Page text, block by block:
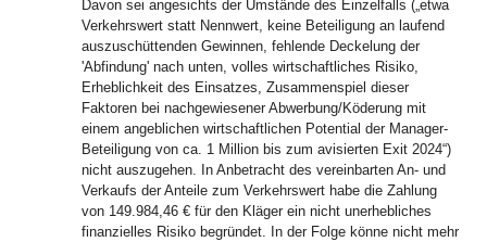
Davon sei angesichts der Umstände des Einzelfalls („etwa
Verkehrswert statt Nennwert, keine Beteiligung an laufend
auszuschüttenden Gewinnen, fehlende Deckelung der
'Abfindung' nach unten, volles wirtschaftliches Risiko,
Erheblichkeit des Einsatzes, Zusammenspiel dieser
Faktoren bei nachgewiesener Abwerbung/Köderung mit
einem angeblichen wirtschaftlichen Potential der Manager-
Beteiligung von ca. 1 Million bis zum avisierten Exit 2024“)
nicht auszugehen. In Anbetracht des vereinbarten An- und
Verkaufs der Anteile zum Verkehrswert habe die Zahlung
von 149.984,46 € für den Kläger ein nicht unerhebliches
finanzielles Risiko begründet. In der Folge könne nicht mehr